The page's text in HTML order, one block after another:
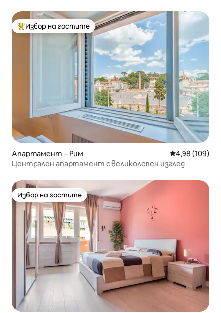
Най-популярен избор на гостите
Избор на гостите
Апартамент – Рим Средна
4,98 (109)
Централен апартамент с великолепен изглед
Избор на гостите
Избор на гостите